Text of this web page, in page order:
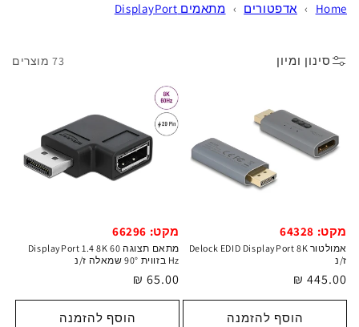
ק
צ
Home
› אדפטורים › מתאמים DisplayPort
סינון ומיון 73 מוצרים
מקט: 64328
אמולטור Delock EDID DisplayPort 8K
ז/נ
מחיר
רגיל
445.00 ₪
הוסף להזמנה
מקט: 66296
מתאם תצוגה DisplayPort 1.4 8K 60
Hz בזווית 90° שמאלה ז/נ
מחיר
רגיל
65.00 ₪
הוסף להזמנה